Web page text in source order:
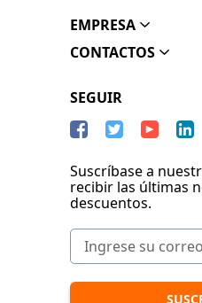
EMPRESA
CONTACTOS
SEGUIR
Suscríbase a
recibir las últimas
descuentos.